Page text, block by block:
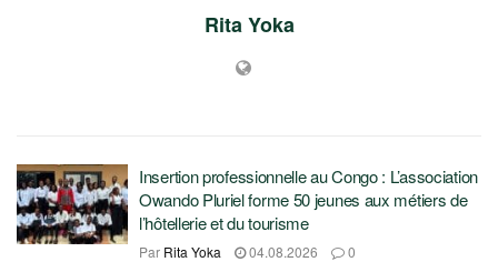
Rita Yoka
Insertion professionnelle au Congo : L’association
Owando Pluriel forme 50 jeunes aux métiers de
l’hôtellerie et du tourisme
Par Rita Yoka 04.08.2026 0